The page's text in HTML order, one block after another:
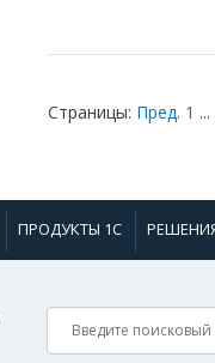
Страницы: Пред. 1 ...
ПРОДУКТЫ 1С